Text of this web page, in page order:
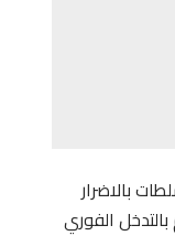
السلطات بالاضرار
الفوري